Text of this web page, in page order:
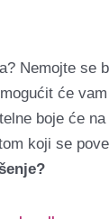
Nemojte se
će
boje će
koji se